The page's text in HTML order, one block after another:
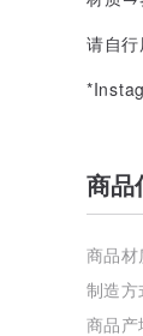
请自
商品
商品材
制造方
商品产